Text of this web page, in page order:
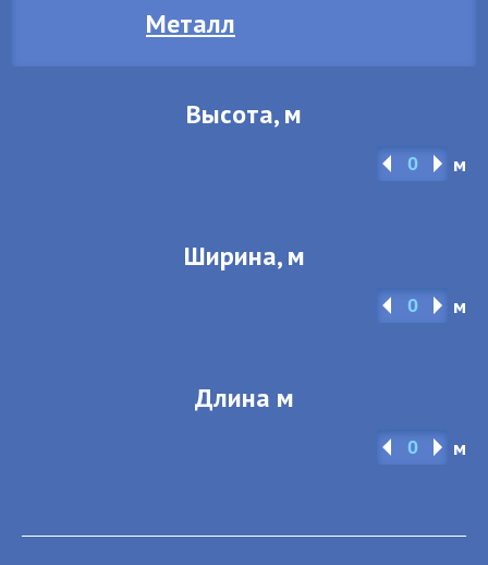
Металл
Высота, м
м
Ширина, м
м
Длина м
м